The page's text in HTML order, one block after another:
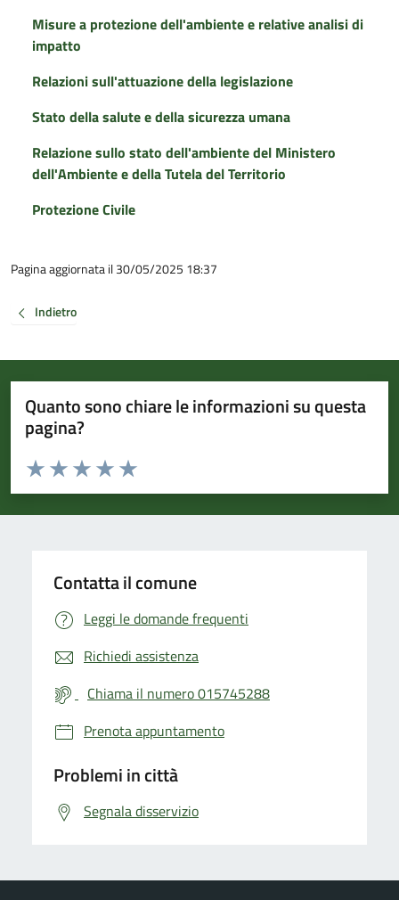
Misure a protezione dell'ambiente e relative analisi di
impatto
Relazioni sull'attuazione della legislazione
Stato della salute e della sicurezza umana
Relazione sullo stato dell'ambiente del Ministero
dell'Ambiente e della Tutela del Territorio
Protezione Civile
Pagina aggiornata il 30/05/2025 18:37
Indietro
Quanto sono chiare le informazioni su questa
pagina?
Valuta da 1 a 5 stelle la pagina
Valuta 5 stelle su 5
Valuta 4 stelle su 5
Valuta 3 stelle su 5
Valuta 2 stelle su 5
Valuta 1 stelle su 5
Contatta il comune
Leggi le domande frequenti
Richiedi assistenza
Chiama il numero 015745288
Prenota appuntamento
Problemi in città
Segnala disservizio